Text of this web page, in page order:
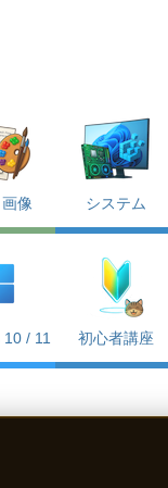
像 システム
10 / 11 初心者講座